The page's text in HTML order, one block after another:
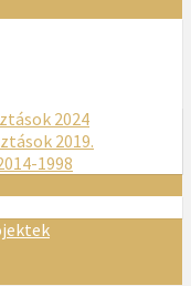
2024
2019.
1998